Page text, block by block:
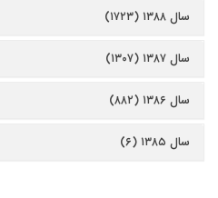
سال ۱۳۸۸ (۱۷۲۳)
سال ۱۳۸۷ (۱۳۰۷)
سال ۱۳۸۶ (۸۸۲)
سال ۱۳۸۵ (۶)